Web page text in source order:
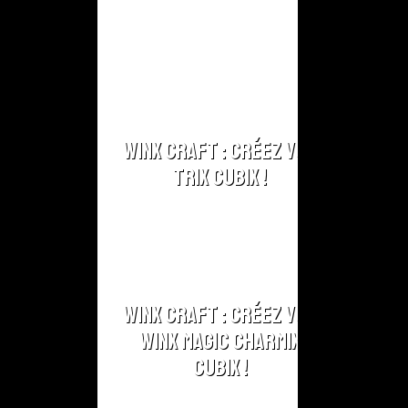
Winx Craft : Créez vos
Trix Cubix !
Winx Craft : Créez vos
Winx Magic Charmix
Cubix !